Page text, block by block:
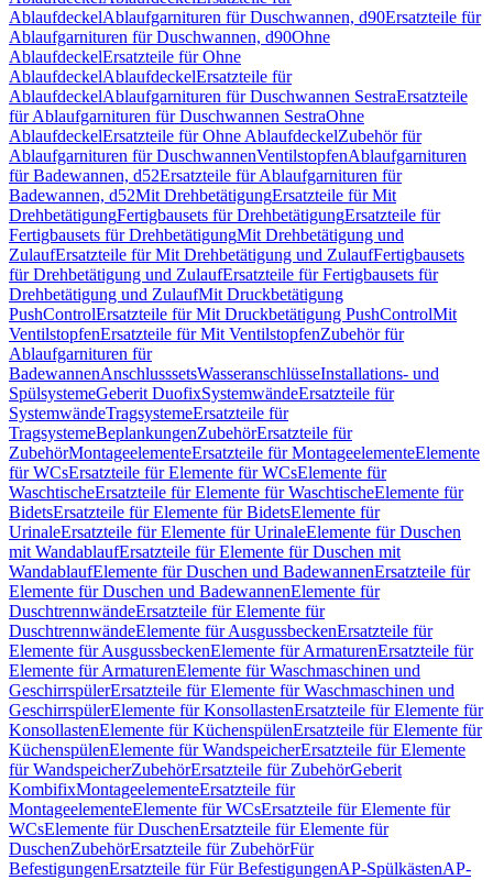
AblaufdeckelAblaufgarnituren für Duschwannen, d90Ersatzteile für
Ablaufgarnituren für Duschwannen, d90Ohne
AblaufdeckelErsatzteile für Ohne
AblaufdeckelAblaufdeckelErsatzteile für
AblaufdeckelAblaufgarnituren für Duschwannen SestraErsatzteile
für Ablaufgarnituren für Duschwannen SestraOhne
AblaufdeckelErsatzteile für Ohne AblaufdeckelZubehör für
Ablaufgarnituren für DuschwannenVentilstopfenAblaufgarnituren
für Badewannen, d52Ersatzteile für Ablaufgarnituren für
Badewannen, d52Mit DrehbetätigungErsatzteile für Mit
DrehbetätigungFertigbausets für DrehbetätigungErsatzteile für
Fertigbausets für DrehbetätigungMit Drehbetätigung und
ZulaufErsatzteile für Mit Drehbetätigung und ZulaufFertigbausets
für Drehbetätigung und ZulaufErsatzteile für Fertigbausets für
Drehbetätigung und ZulaufMit Druckbetätigung
PushControlErsatzteile für Mit Druckbetätigung PushControlMit
VentilstopfenErsatzteile für Mit VentilstopfenZubehör für
Ablaufgarnituren für
BadewannenAnschlusssetsWasseranschlüsseInstallations- und
SpülsystemeGeberit DuofixSystemwändeErsatzteile für
SystemwändeTragsystemeErsatzteile für
TragsystemeBeplankungenZubehörErsatzteile für
ZubehörMontageelementeErsatzteile für MontageelementeElemente
für WCsErsatzteile für Elemente für WCsElemente für
WaschtischeErsatzteile für Elemente für WaschtischeElemente für
BidetsErsatzteile für Elemente für BidetsElemente für
UrinaleErsatzteile für Elemente für UrinaleElemente für Duschen
mit WandablaufErsatzteile für Elemente für Duschen mit
WandablaufElemente für Duschen und BadewannenErsatzteile für
Elemente für Duschen und BadewannenElemente für
DuschtrennwändeErsatzteile für Elemente für
DuschtrennwändeElemente für AusgussbeckenErsatzteile für
Elemente für AusgussbeckenElemente für ArmaturenErsatzteile für
Elemente für ArmaturenElemente für Waschmaschinen und
GeschirrspülerErsatzteile für Elemente für Waschmaschinen und
GeschirrspülerElemente für KonsollastenErsatzteile für Elemente für
KonsollastenElemente für KüchenspülenErsatzteile für Elemente für
KüchenspülenElemente für WandspeicherErsatzteile für Elemente
für WandspeicherZubehörErsatzteile für ZubehörGeberit
KombifixMontageelementeErsatzteile für
MontageelementeElemente für WCsErsatzteile für Elemente für
WCsElemente für DuschenErsatzteile für Elemente für
DuschenZubehörErsatzteile für ZubehörFür
BefestigungenErsatzteile für Für BefestigungenAP-SpülkästenAP-